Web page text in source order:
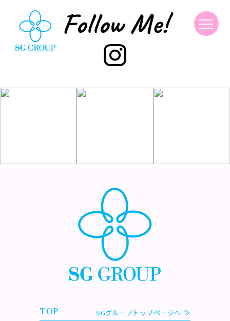
Follow Me!
TOP SGグループトップページへ